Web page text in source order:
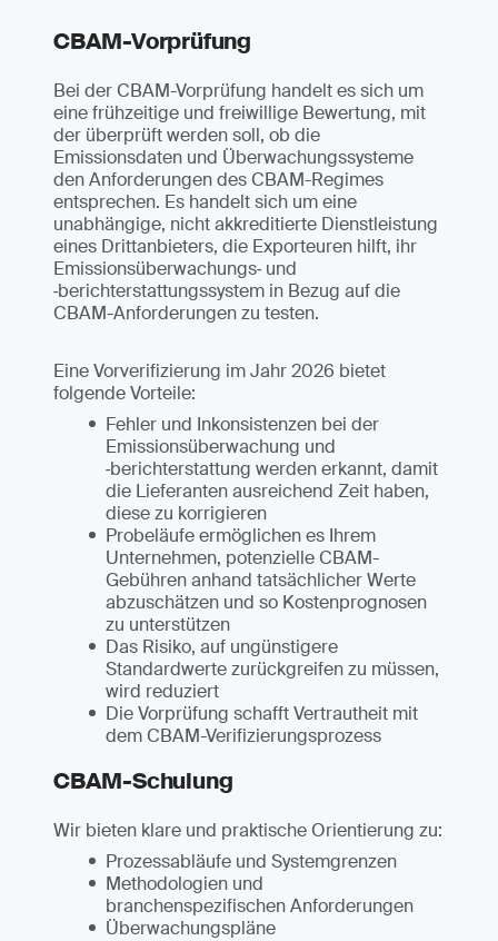
CBAM-Vorprüfung
Bei der CBAM-Vorprüfung handelt es sich um
eine frühzeitige und freiwillige Bewertung, mit
der überprüft werden soll, ob die
Emissionsdaten und Überwachungssysteme
den Anforderungen des CBAM-Regimes
entsprechen. Es handelt sich um eine
unabhängige, nicht akkreditierte Dienstleistung
eines Drittanbieters, die Exporteuren hilft, ihr
Emissionsüberwachungs‑ und
‑berichterstattungssystem in Bezug auf die
CBAM-Anforderungen zu testen.
Eine Vorverifizierung im Jahr 2026 bietet
folgende Vorteile:
Fehler und Inkonsistenzen bei der
Emissionsüberwachung und
‑berichterstattung werden erkannt, damit
die Lieferanten ausreichend Zeit haben,
diese zu korrigieren
Probeläufe ermöglichen es Ihrem
Unternehmen, potenzielle CBAM-
Gebühren anhand tatsächlicher Werte
abzuschätzen und so Kostenprognosen
zu unterstützen
Das Risiko, auf ungünstigere
Standardwerte zurückgreifen zu müssen,
wird reduziert
Die Vorprüfung schafft Vertrautheit mit
dem CBAM-Verifizierungsprozess
CBAM-Schulung
Wir bieten klare und praktische Orientierung zu:
Prozessabläufe und Systemgrenzen
Methodologien und
branchenspezifischen Anforderungen
Überwachungspläne